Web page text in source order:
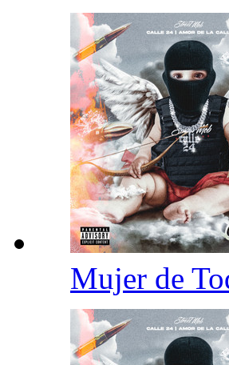
Mujer de